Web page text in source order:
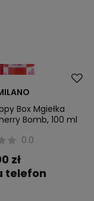
Box Mgiełka
Bomb, 100 ml
0.0
zł
telefon